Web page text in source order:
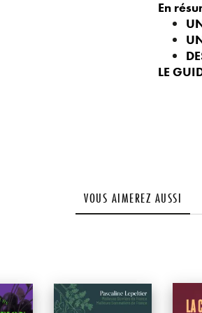
En
LE
VOUS AIMEREZ AUSSI